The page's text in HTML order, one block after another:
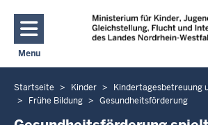
Direkt zum
Menu
Navigation aktivieren/deaktivieren: Hauptmenü
Sie
befinden
Startseite Kinder
Kindertagesbetreuung
Frühe Bildung
Gesundheitsförderung